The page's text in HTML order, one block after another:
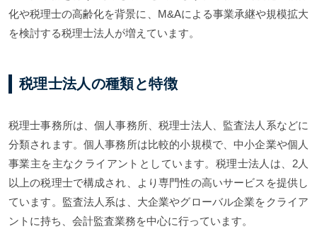
化や税理士の高齢化を背景に、M&Aによる事業承継や規模拡大
を検討する税理士法人が増えています。
税理士法人の種類と特徴
税理士事務所は、個人事務所、税理士法人、監査法人系などに
分類されます。個人事務所は比較的小規模で、中小企業や個人
事業主を主なクライアントとしています。税理士法人は、2人
以上の税理士で構成され、より専門性の高いサービスを提供し
ています。監査法人系は、大企業やグローバル企業をクライア
ントに持ち、会計監査業務を中心に行っています。